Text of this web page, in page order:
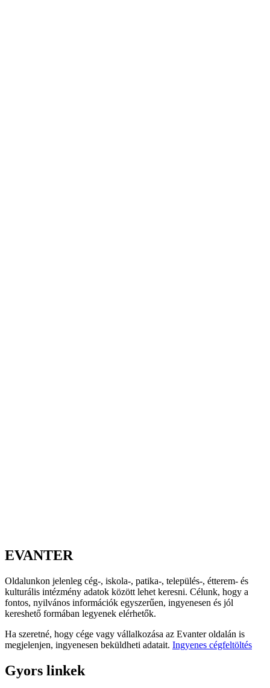
EVANTER
Oldalunkon jelenleg cég-, iskola-, patika-, település-, étterem- és
kulturális intézmény adatok között lehet keresni. Célunk, hogy a
fontos, nyilvános információk egyszerűen, ingyenesen és jól
kereshető formában legyenek elérhetők.
Ha szeretné, hogy cége vagy vállalkozása az Evanter oldalán is
megjelenjen, ingyenesen beküldheti adatait. Ingyenes cégfeltöltés
Gyors linkek